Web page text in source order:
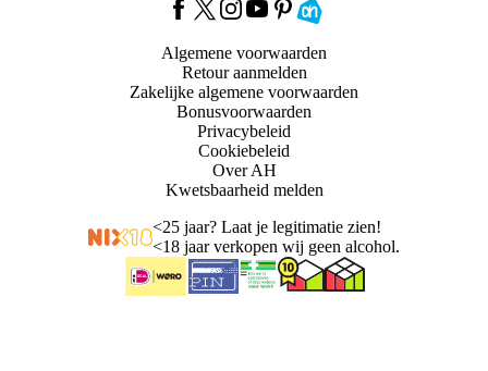
Algemene voorwaarden
Retour aanmelden
Zakelijke algemene voorwaarden
Bonusvoorwaarden
Privacybeleid
Cookiebeleid
Over AH
Kwetsbaarheid melden
<25 jaar? Laat je legitimatie zien!
<18 jaar verkopen wij geen alcohol.